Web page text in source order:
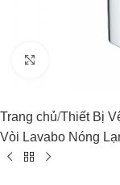
Trang chủ Thiết Bị
Vòi Lavabo Nóng